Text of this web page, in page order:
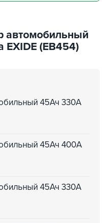
автомобильный
(EB454)
45Ач 330А
45Ач 400А
45Ач 330А